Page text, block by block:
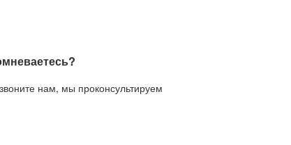
нам, мы проконсультируем